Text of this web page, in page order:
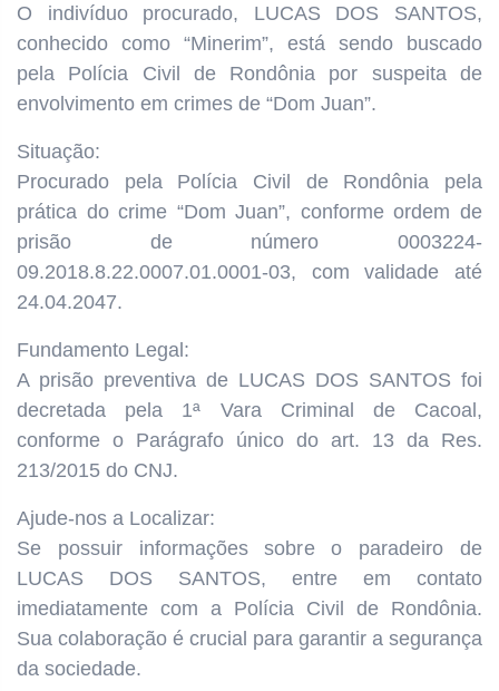
O indivíduo procurado, LUCAS DOS SANTOS,
conhecido como “Minerim”, está sendo buscado
pela Polícia Civil de Rondônia por suspeita de
envolvimento em crimes de “Dom Juan”.
Situação:
Procurado pela Polícia Civil de Rondônia pela
prática do crime “Dom Juan”, conforme ordem de
prisão de número 0003224-
09.2018.8.22.0007.01.0001-03, com validade até
24.04.2047.
Fundamento Legal:
A prisão preventiva de LUCAS DOS SANTOS foi
decretada pela 1ª Vara Criminal de Cacoal,
conforme o Parágrafo único do art. 13 da Res.
213/2015 do CNJ.
Ajude-nos a Localizar:
Se possuir informações sobre o paradeiro de
LUCAS DOS SANTOS, entre em contato
imediatamente com a Polícia Civil de Rondônia.
Sua colaboração é crucial para garantir a segurança
da sociedade.